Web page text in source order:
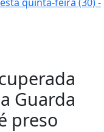
Guarda
preso